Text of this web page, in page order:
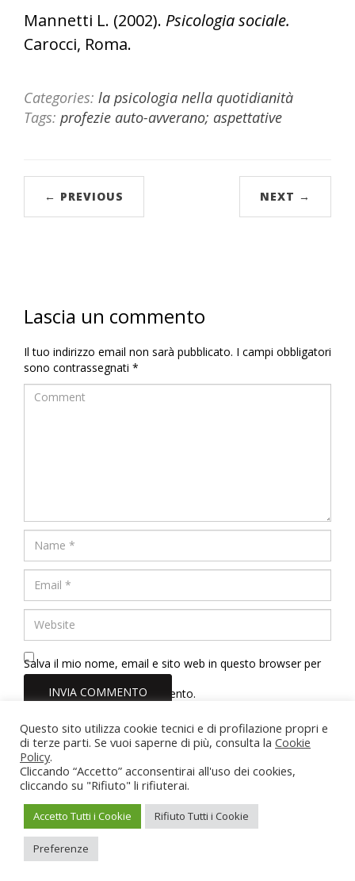
Mannetti L. (2002). Psicologia sociale.
Carocci, Roma.
Categories: la psicologia nella quotidianità
Tags: profezie auto-avverano; aspettative
← PREVIOUS NEXT →
Lascia un commento
Il tuo indirizzo email non sarà pubblicato. I campi obbligatori
sono contrassegnati *
Salva il mio nome, email e sito web in questo browser per
la prossima volta che commento.
Dott.ssa Erica Tinelli Psicologa
Partita IVA: 02211710567
Iscrizione Albo Psicologi del Lazio n. 22166
erica.tinelli@hotmail.it-3884462095
Questo sito utilizza cookie tecnici e di profilazione propri e
di terze parti. Se vuoi saperne di più, consulta la Cookie
Policy.
Cliccando “Accetto” acconsentirai all'uso dei cookies,
cliccando su "Rifiuto" li rifiuterai.
Accetto Tutti i Cookie Rifiuto Tutti i Cookie
Preferenze